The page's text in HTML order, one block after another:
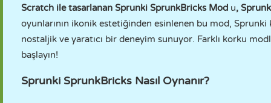
Scratch ile tasarlanan Sprunki SprunkBricks Mod u,
oyunlarının ikonik estetiğinden esinlenen bu mod,
nostaljik ve yaratıcı bir deneyim sunuyor. Farklı korku
başlayın!
Sprunki SprunkBricks Nasıl Oynanır?